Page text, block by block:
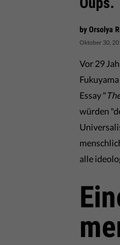
by Orsolya
Oktober 30,
Vor 29
Essay "
würden
alle